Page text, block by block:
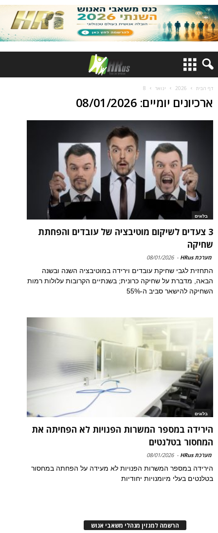
דף הבית 2026 ינואר 8
ארכיונים יומיים: 08/01/2026
בלוגים
3 צעדים לשיקום מוטיבציה של עובדים והפחתת
שחיקה
מערכת HRus -
08/01/2026
התחזית לגבי שחיקת עובדים וירידה במוטיבציה השנה ובשנה
הבאה, מדברת על שחיקה כרונית; בשנתיים הקרובות עלולות רמות
השחיקה להישאר סביב ה-55%
בלוגים
הירידה במספר המשרות הפנויות לא הפחיתה את
המחסור בטלנטים
מערכת HRus -
08/01/2026
הירידה במספר המשרות הפנויות לא מעידה על הפחתה במחסור
בטלנטים בעלי מיומנויות יחודיות
הרשמה למגזין מנהלי משאבי אנוש